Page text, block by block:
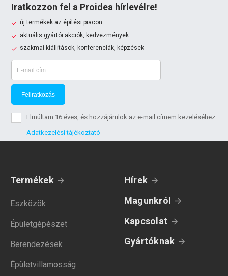
Iratkozzon fel a Proidea hírlevélre!
új termékek az építési piacon
aktuális gyártói akciók, kedvezmények
szakmai kiállítások, konferenciák, képzések
Feliratkozás
Elmúltam 16 éves, és hozzájárulok az e-mail címem kezeléséhez.
Adatkezelési tájékoztató
Termékek
Eszközök
Épületgépészet
Berendezések
Épületvillamosság
Hírek
Magunkról
Kapcsolat
Gyártóknak